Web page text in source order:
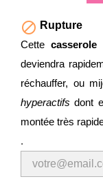
 Rupture
Cette
deviendra
réchauffer, ou
hyperactifs dont
montée très
.